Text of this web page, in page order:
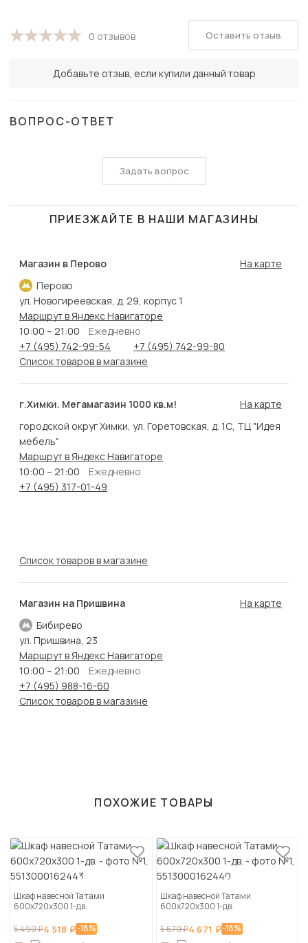
0 отзывов
Добавьте отзыв, если купили данный товар
Оставить отзыв
ВОПРОС-ОТВЕТ
Задать вопрос
ПРИЕЗЖАЙТЕ В НАШИ МАГАЗИНЫ
Магазин в Перово
Перово
На карте
ул. Новогиреевская, д. 29, корпус 1
Маршрут в Яндекс Навигаторе
10:00 – 21:00
Ежедневно
+7 (495) 742-99-54
+7 (495) 742-99-80
Список товаров в магазине
г.Химки. Мегамагазин 1000 кв.м!
На карте
городской округ Химки, ул. Горетовская, д. 1С, ТЦ "Идея
мебель"
Маршрут в Яндекс Навигаторе
10:00 – 21:00
Ежедневно
+7 (495) 317-01-49
Список товаров в магазине
Магазин на Пришвина
Бибирево
На карте
ул. Пришвина, 23
Маршрут в Яндекс Навигаторе
10:00 – 21:00
Ежедневно
+7 (495) 988-16-60
Список товаров в магазине
ПОХОЖИЕ ТОВАРЫ
Шкаф навесной Татами
600х720х300 1-дв.
5 490 ₽4 518 ₽-18%
Шкаф навесной Татами
600х720х300 1-дв.
5 670 ₽4 671 ₽-18%